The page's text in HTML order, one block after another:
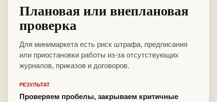
Плановая или внеплановая
проверка
Для минимаркета есть риск штрафа, предписания
или приостановки работы из-за отсутствующих
журналов, приказов и договоров.
РЕЗУЛЬТАТ
Проверяем пробелы, закрываем критичные